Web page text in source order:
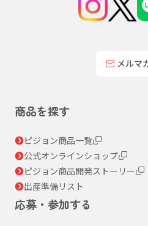
メルマ
商品を探す
ピジョン商品一覧
公式オンラインショップ
ピジョン商品開発ストーリー
出産準備リスト
応募・参加する